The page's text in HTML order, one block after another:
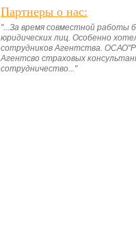
Партнеры о нас:
"...За время совместной работы
юридических лиц. Особенно
сотрудников Агентства.
Агентсво страховых
сотрудничество..."